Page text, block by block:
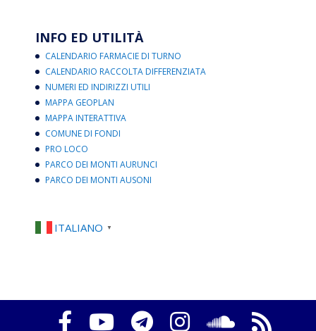
INFO ED UTILITÀ
CALENDARIO FARMACIE DI TURNO
CALENDARIO RACCOLTA DIFFERENZIATA
NUMERI ED INDIRIZZI UTILI
MAPPA GEOPLAN
MAPPA INTERATTIVA
COMUNE DI FONDI
PRO LOCO
PARCO DEI MONTI AURUNCI
PARCO DEI MONTI AUSONI
ITALIANO ▼